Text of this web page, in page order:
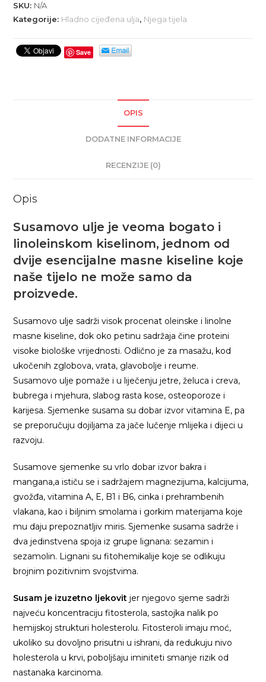
SKU: N/A
Kategorije: Hladno cijeđena ulja, Njega tijela
Save
OPIS
DODATNE INFORMACIJE
RECENZIJE (0)
Opis
Susamovo ulje je veoma bogato i
linoleinskom kiselinom, jednom od
dvije esencijalne masne kiseline koje
naše tijelo ne može samo da
proizvede.
Susamovo ulje sadrži visok procenat oleinske i linolne
masne kiseline, dok oko petinu sadržaja čine proteini
visoke biološke vrijednosti. Odlično je za masažu, kod
ukočenih zglobova, vrata, glavobolje i reume.
Susamovo ulje pomaže i u liječenju jetre, želuca i creva,
bubrega i mjehura, slabog rasta kose, osteoporoze i
karijesa. Sjemenke susama su dobar izvor vitamina E, pa
se preporučuju dojiljama za jače lučenje mlijeka i dijeci u
razvoju.
Susamove sjemenke su vrlo dobar izvor bakra i
mangana,a ističu se i sadržajem magnezijuma, kalcijuma,
gvožđa, vitamina A, E, B1 i B6, cinka i prehrambenih
vlakana, kao i biljnim smolama i gorkim materijama koje
mu daju prepoznatljiv miris. Sjemenke susama sadrže i
dva jedinstvena spoja iz grupe lignana: sezamin i
sezamolin. Lignani su fitohemikalije koje se odlikuju
brojnim pozitivnim svojstvima.
Susam je izuzetno ljekovit jer njegovo sjeme sadrži
najveću koncentraciju fitosterola, sastojka nalik po
hemijskoj strukturi holesterolu. Fitosteroli imaju moć,
ukoliko su dovoljno prisutni u ishrani, da redukuju nivo
holesterola u krvi, poboljšaju iminiteti smanje rizik od
nastanaka karcinoma.